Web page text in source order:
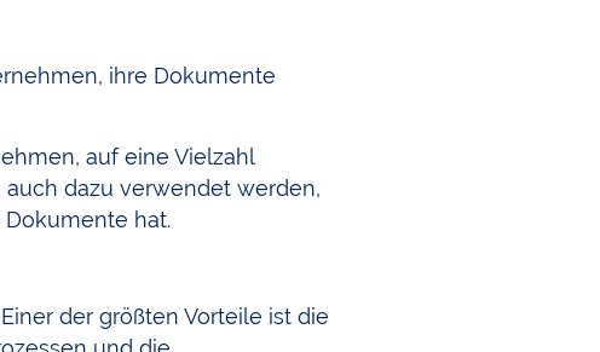
ihre Dokumente
auf eine Vielzahl
dazu verwendet werden,
hat.
der größten Vorteile ist die